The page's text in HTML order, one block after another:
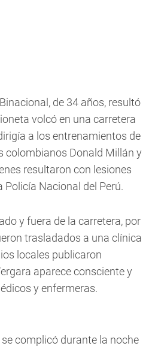
de 34 años, resultó
volcó en una carretera
a los entrenamientos de
colombianos Donald Millán y
resultaron con lesiones
Policía Nacional del Perú.
y fuera de la carretera, por
trasladados a una clínica
locales publicaron
aparece consciente y
y enfermeras.
complicó durante la noche